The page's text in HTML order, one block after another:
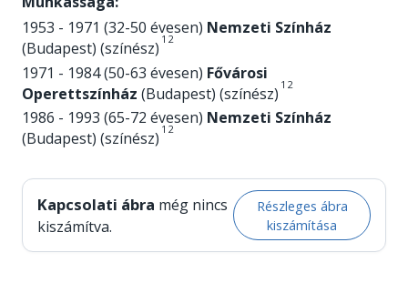
1953 - 1971 (32-50 évesen) Nemzeti Színház
(Budapest) (színész) 1 2
1971 - 1984 (50-63 évesen) Fővárosi
Operettszínház (Budapest) (színész) 1 2
1986 - 1993 (65-72 évesen) Nemzeti Színház
(Budapest) (színész) 1 2
Kapcsolati ábra még nincs
kiszámítva.
Részleges ábra
kiszámítása